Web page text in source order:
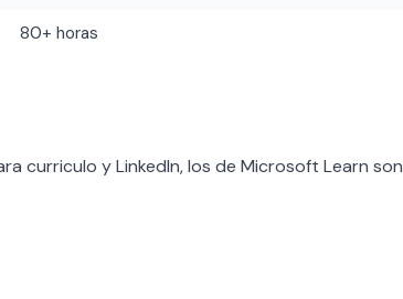
80+ horas
curriculo y LinkedIn, los de Microsoft Learn son